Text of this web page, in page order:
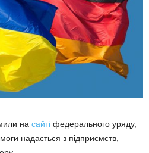
на сайті федерального уряду,
надається з підприємств,